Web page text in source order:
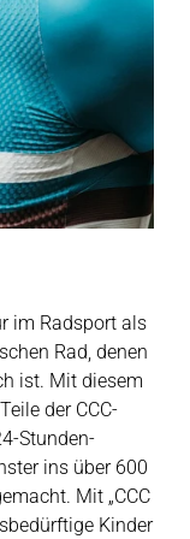
im Radsport als
Rad, denen
ist. Mit diesem
der CCC-
Stunden-
ins über 600
Mit „CCC
Kinder